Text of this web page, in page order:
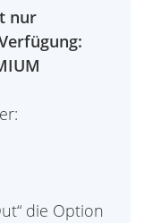
nur
die Option